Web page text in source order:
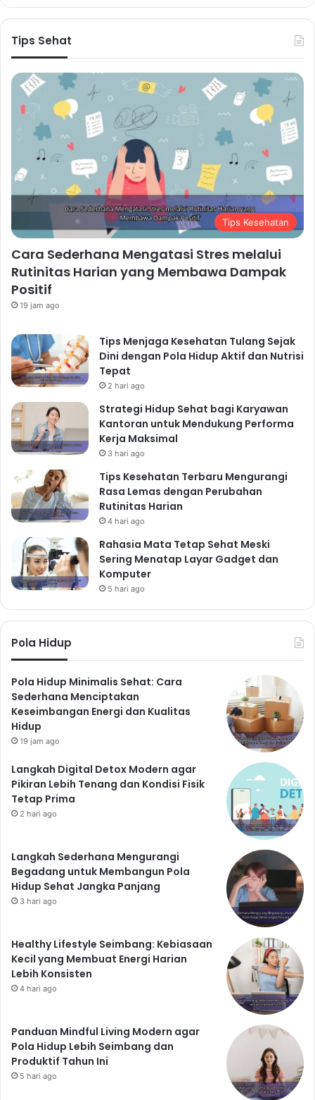
Tips Sehat
Tips Kesehatan
Cara Sederhana Mengatasi Stres melalui
Rutinitas Harian yang Membawa Dampak
Positif
19 jam ago
Tips Menjaga Kesehatan Tulang Sejak
Dini dengan Pola Hidup Aktif dan Nutrisi
Tepat
2 hari ago
Strategi Hidup Sehat bagi Karyawan
Kantoran untuk Mendukung Performa
Kerja Maksimal
3 hari ago
Tips Kesehatan Terbaru Mengurangi
Rasa Lemas dengan Perubahan
Rutinitas Harian
4 hari ago
Rahasia Mata Tetap Sehat Meski
Sering Menatap Layar Gadget dan
Komputer
5 hari ago
Pola Hidup
Pola Hidup Minimalis Sehat: Cara
Sederhana Menciptakan
Keseimbangan Energi dan Kualitas
Hidup
19 jam ago
Langkah Digital Detox Modern agar
Pikiran Lebih Tenang dan Kondisi Fisik
Tetap Prima
2 hari ago
Langkah Sederhana Mengurangi
Begadang untuk Membangun Pola
Hidup Sehat Jangka Panjang
3 hari ago
Healthy Lifestyle Seimbang: Kebiasaan
Kecil yang Membuat Energi Harian
Lebih Konsisten
4 hari ago
Panduan Mindful Living Modern agar
Pola Hidup Lebih Seimbang dan
Produktif Tahun Ini
5 hari ago